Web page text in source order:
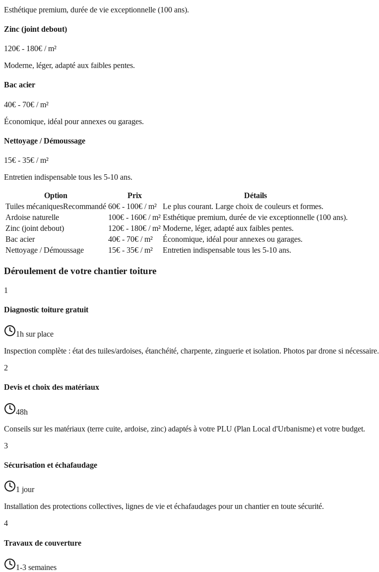
Esthétique premium, durée de vie exceptionnelle (100 ans).
Zinc (joint debout)
120€ - 180€ / m²
Moderne, léger, adapté aux faibles pentes.
Bac acier
40€ - 70€ / m²
Économique, idéal pour annexes ou garages.
Nettoyage / Démoussage
15€ - 35€ / m²
Entretien indispensable tous les 5-10 ans.
Option Prix
Détails
Tuiles mécaniquesRecommandé 60€ - 100€ / m²
Le plus courant. Large choix de couleurs et formes.
Ardoise naturelle
100€ - 160€ / m² Esthétique premium, durée de vie exceptionnelle (100 ans).
Zinc (joint debout)
120€ - 180€ / m² Moderne, léger, adapté aux faibles pentes.
Bac acier
40€ - 70€ / m²
Économique, idéal pour annexes ou garages.
Nettoyage / Démoussage
15€ - 35€ / m² Entretien indispensable tous les 5-10 ans.
Déroulement de votre chantier toiture
1
Diagnostic toiture gratuit
1h sur place
Inspection complète : état des tuiles/ardoises, étanchéité, charpente, zinguerie et isolation. Photos par drone si nécessaire.
2
Devis et choix des matériaux
48h
Conseils sur les matériaux (terre cuite, ardoise, zinc) adaptés à votre PLU (Plan Local d'Urbanisme) et votre budget.
3
Sécurisation et échafaudage
1 jour
Installation des protections collectives, lignes de vie et échafaudages pour un chantier en toute sécurité.
4
Travaux de couverture
1-3 semaines